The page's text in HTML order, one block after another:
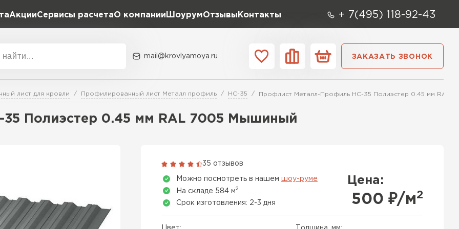
АкцииСервисы расчета
Расчет софитов для кровли
О компании ШоурумОтзывы Контакты + 7(495) 118-92-43
Тип товара
mail@krovlyamoya.ru ЗАКАЗАТЬ ЗВОНОК
лист для кровли Профилированный лист Металл профиль НС-35 Профлист Металл-Профиль НС-35 Полиэстер 0.45 мм RAL
Полиэстер 0.45 мм RAL 7005 Мышиный
35 отзывов
Можно посмотреть в нашем шоу-руме
На складе 584 м2
Срок изготовления: 2-3 дня
Цена:
500 ₽/м2
Контакты